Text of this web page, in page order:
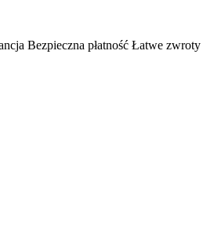
Bezpieczna płatność Łatwe zwroty